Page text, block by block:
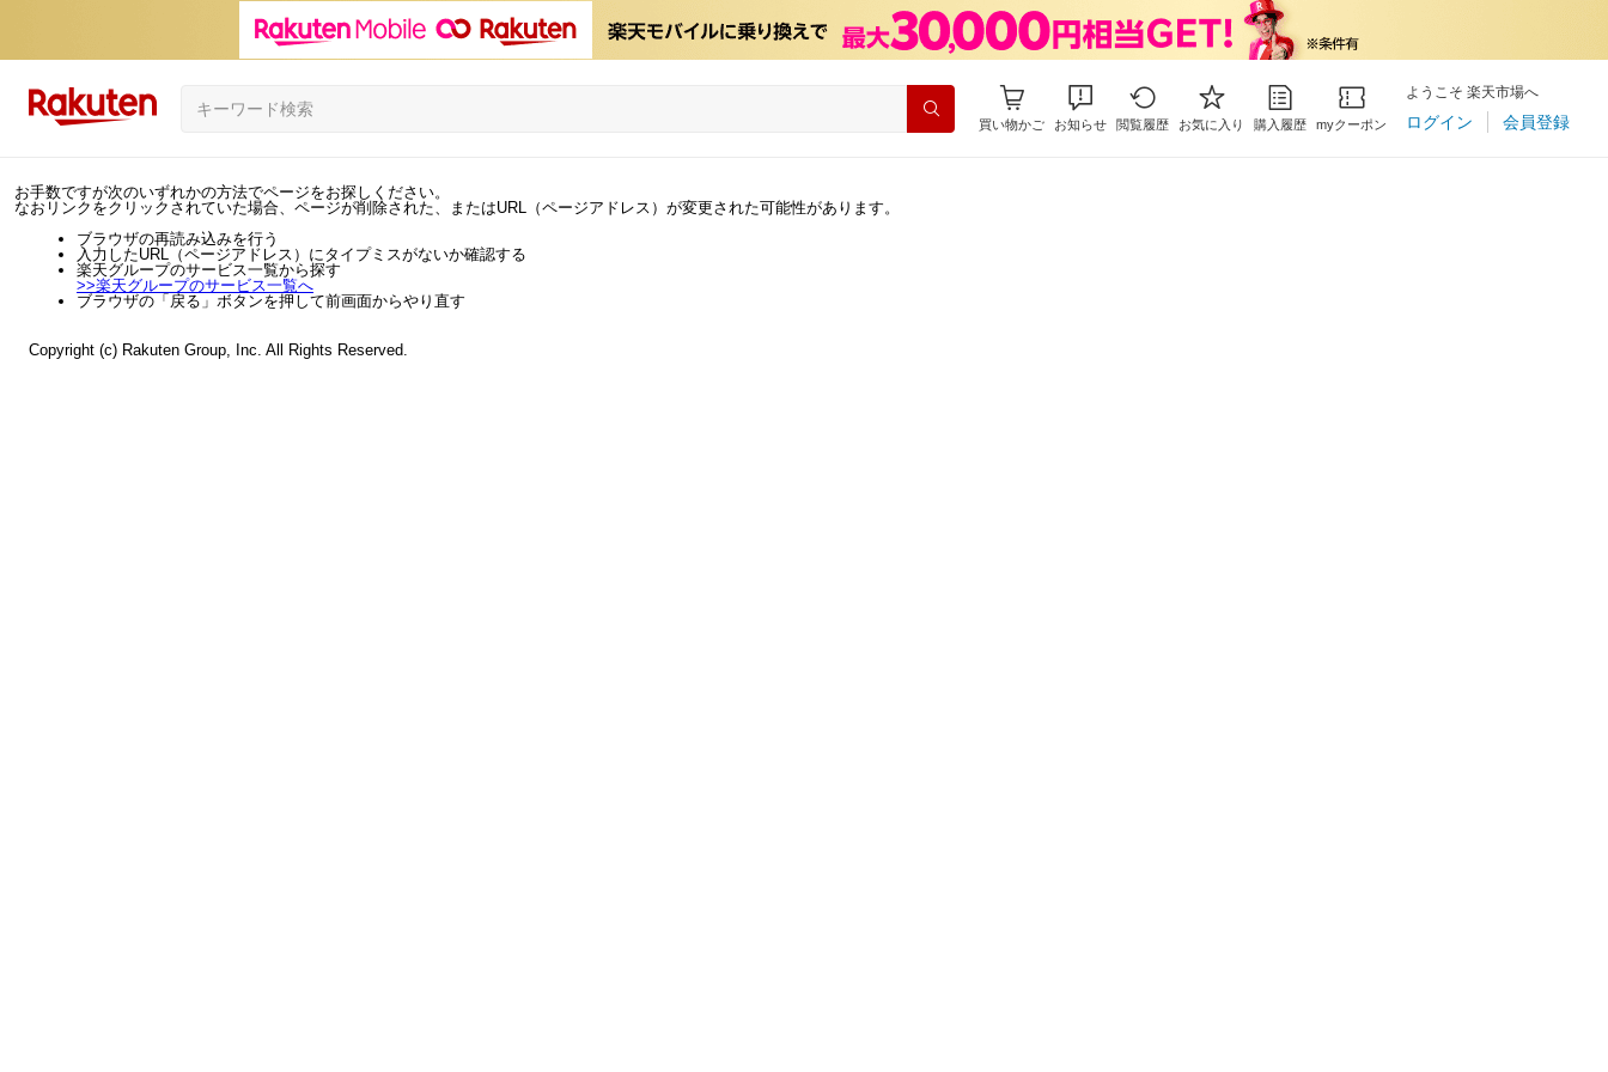
買い物かご お知らせ 閲覧履歴 お気に入り 購入履歴 myクーポン
ようこそ 楽天市場へ
ログイン 会員登録
お手数ですが次のいずれかの方法でページをお探しください。
なおリンクをクリックされていた場合、ページが削除された、またはURL（ページアドレス）が変更された可能性があります。
ブラウザの再読み込みを行う
入力したURL（ページアドレス）にタイプミスがないか確認する
楽天グループのサービス一覧から探す
>>楽天グループのサービス一覧へ
ブラウザの「戻る」ボタンを押して前画面からやり直す
Copyright (c) Rakuten Group, Inc. All Rights Reserved.